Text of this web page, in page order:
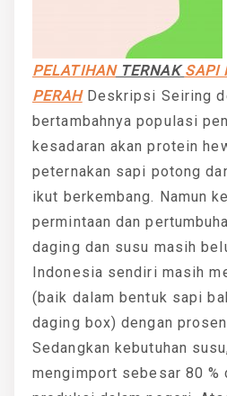
PELATIHANTERNAKSAPI
PERAHDeskripsi Seiring
bertambahnya populasi
kesadaran akan protein
peternakan sapi potong
ikut berkembang. Namun
permintaan dan
daging dan susu masih
Indonesia sendiri masih
(baik dalam bentuk sapi
daging box) dengan
Sedangkan kebutuhan
mengimport sebesar 80 %